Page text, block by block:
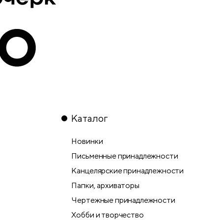
Каталог
Новинки
Письменные принадлежности
Канцелярские принадлежности
Папки, архиваторы
Чертежные принадлежности
Хобби и творчество